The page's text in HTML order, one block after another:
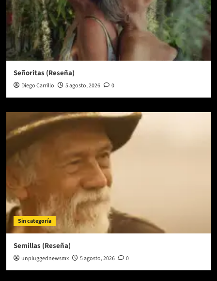
Señoritas (Reseña)
Diego Carrillo 5 agosto, 2026 0
Sin categoría
Semillas (Reseña)
unpluggednewsmx 5 agosto, 2026 0